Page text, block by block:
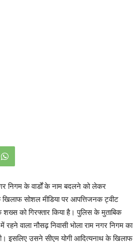
निगम के वार्डों के नाम बदलने को लेकर
खिलाफ सोशल मीडिया पर आपत्तिजनक ट्वीट
को गिरफ्तार किया है। पुलिस के मुताबिक
रहने वाला नौसढ़ निवासी भोला राम नगर निगम का
इसलिए उसने सीएम योगी आदित्यनाथ के खिलाफ